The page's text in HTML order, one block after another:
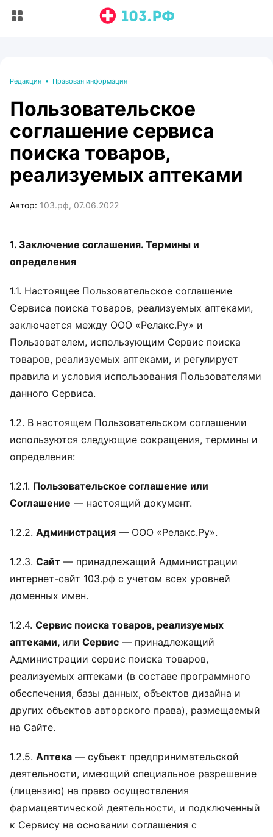
Редакция • Правовая информация
Пользовательское
соглашение сервиса
поиска товаров,
реализуемых аптеками
Автор: 103.рф, 07.06.2022
1. Заключение соглашения. Термины и
определения
1.1. Настоящее Пользовательское соглашение
Сервиса поиска товаров, реализуемых аптеками,
заключается между ООО «Релакс.Ру» и
Пользователем, использующим Сервис поиска
товаров, реализуемых аптеками, и регулирует
правила и условия использования Пользователями
данного Сервиса.
1.2. В настоящем Пользовательском соглашении
используются следующие сокращения, термины и
определения:
1.2.1. Пользовательское соглашение или
Соглашение — настоящий документ.
1.2.2. Администрация — ООО «Релакс.Ру».
1.2.3. Сайт — принадлежащий Администрации
интернет-сайт 103.рф с учетом всех уровней
доменных имен.
1.2.4. Сервис поиска товаров, реализуемых
аптеками, или Сервис — принадлежащий
Администрации сервис поиска товаров,
реализуемых аптеками (в составе программного
обеспечения, базы данных, объектов дизайна и
других объектов авторского права), размещаемый
на Сайте.
1.2.5. Аптека — субъект предпринимательской
деятельности, имеющий специальное разрешение
(лицензию) на право осуществления
фармацевтической деятельности, и подключенный
к Сервису на основании соглашения с